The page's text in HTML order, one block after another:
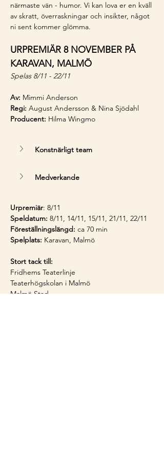
närmaste vän - humor. Vi kan lova er en kväll
av skratt, överraskningar och insikter, något
ni sent kommer glömma.
URPREMIÄR 8 NOVEMBER PÅ
KARAVAN, MALMÖ
Spelas 8/11 - 22/11
Av: Mimmi Anderson
Regi: August Andersson & Nina Sjödahl
Producent: Hilma Wingmo
Konstnärligt team
Medverkande
Urpremiär: 8/11
Speldatum: 8/11, 14/11, 15/11, 21/11, 22/11
Föreställningslängd: ca 70 min
Spelplats: Karavan, Malmö
Stort tack till:
Fridhems Teaterlinje
Teaterhögskolan i Malmö
Malmö Stad